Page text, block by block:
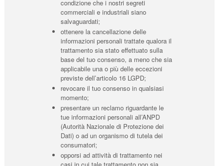
condizione che i nostri segreti
commerciali e industriali siano
salvaguardati;
ottenere la cancellazione delle
informazioni personali trattate qualora il
trattamento sia stato effettuato sulla
base del tuo consenso, a meno che sia
applicabile una o più delle eccezioni
previste dell’articolo 16 LGPD;
revocare il tuo consenso in qualsiasi
momento;
presentare un reclamo riguardante le
tue informazioni personali all’ANPD
(Autorità Nazionale di Protezione dei
Dati) o ad un organismo di tutela dei
consumatori;
opporsi ad attività di trattamento nei